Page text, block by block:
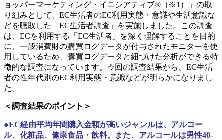
ョッパーマーケティング・イニシアティブ®（※1）」の取
り組みとして、EC生活者のEC利用実態・意識や生活意識な
どを聴取した「EC生活者調査」を実施しました。この調査
は、ECを利用する「EC生活者」を深く理解することを目的
に、一般消費財の購買ログデータが付与されたモニターを使
用しているため、購買ログデータと紐づけた分析ができる特
徴的な調査になっています。今回の調査結果から、EC生活
者の性年代別のEC利用実態・意識などが明らかになりまし
た。
＜調査結果のポイント＞
●EC経由平均年間購入金額が高いジャンルは、アルコー
ル、化粧品、健康食品・飲料。また、アルコールは男性40-